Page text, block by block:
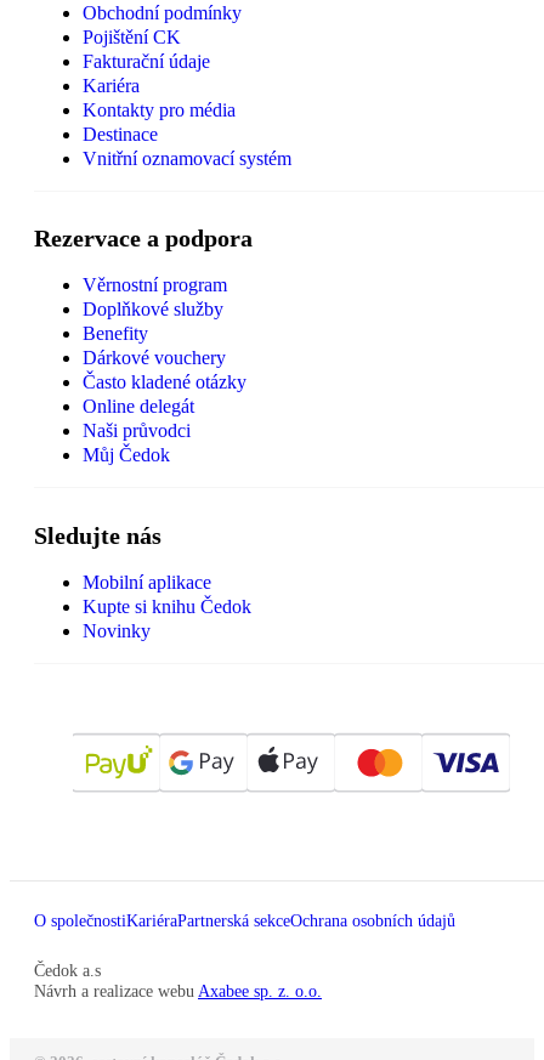
Obchodní podmínky
Pojištění CK
Fakturační údaje
Kariéra
Kontakty pro média
Destinace
Vnitřní oznamovací systém
Rezervace a podpora
Věrnostní program
Doplňkové služby
Benefity
Dárkové vouchery
Často kladené otázky
Online delegát
Naši průvodci
Můj Čedok
Sledujte nás
Mobilní aplikace
Kupte si knihu Čedok
Novinky
O společnostiKariéraPartnerská sekceOchrana osobních údajů
Čedok a.s
Návrh a realizace webu Axabee sp. z. o.o.